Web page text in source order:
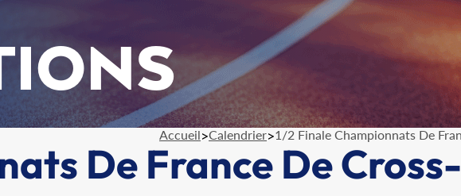
Accueil>Calendrier>1/2 Finale Championnats De
De France De Cross-